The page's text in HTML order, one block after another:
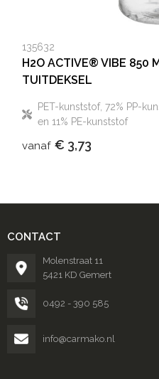
135632
H2O ACTIVE® VIBE 850
TUITDEKSEL
PET-kunststof, 72% PP-
en 11% PE-kunststof
vanaf € 3,73
CONTACT
Molenstraat 11
5421 KD Gemert
0492 - 390 585
info@carmako.nl